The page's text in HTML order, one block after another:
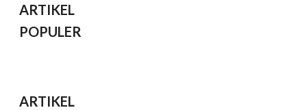
ARTIKEL
POPULER
ARTIKEL